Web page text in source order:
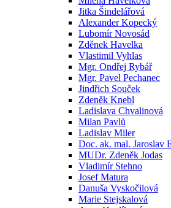
Jitka Šindelářová
Alexander Kopecký
Lubomír Novosád
Zděnek Havelka
Vlastimil Vyhlas
Mgr. Ondřej Rybář
Mgr. Pavel Pechanec
Jindřich Souček
Zdeněk Knebl
Ladislava Chvalinová
Milan Pavlů
Ladislav Miler
Doc. ak. mal. Jaroslav
MUDr. Zdeněk Jodas
Vladimír Stehno
Josef Matura
Danuša Vyskočilová
Marie Stejskalová